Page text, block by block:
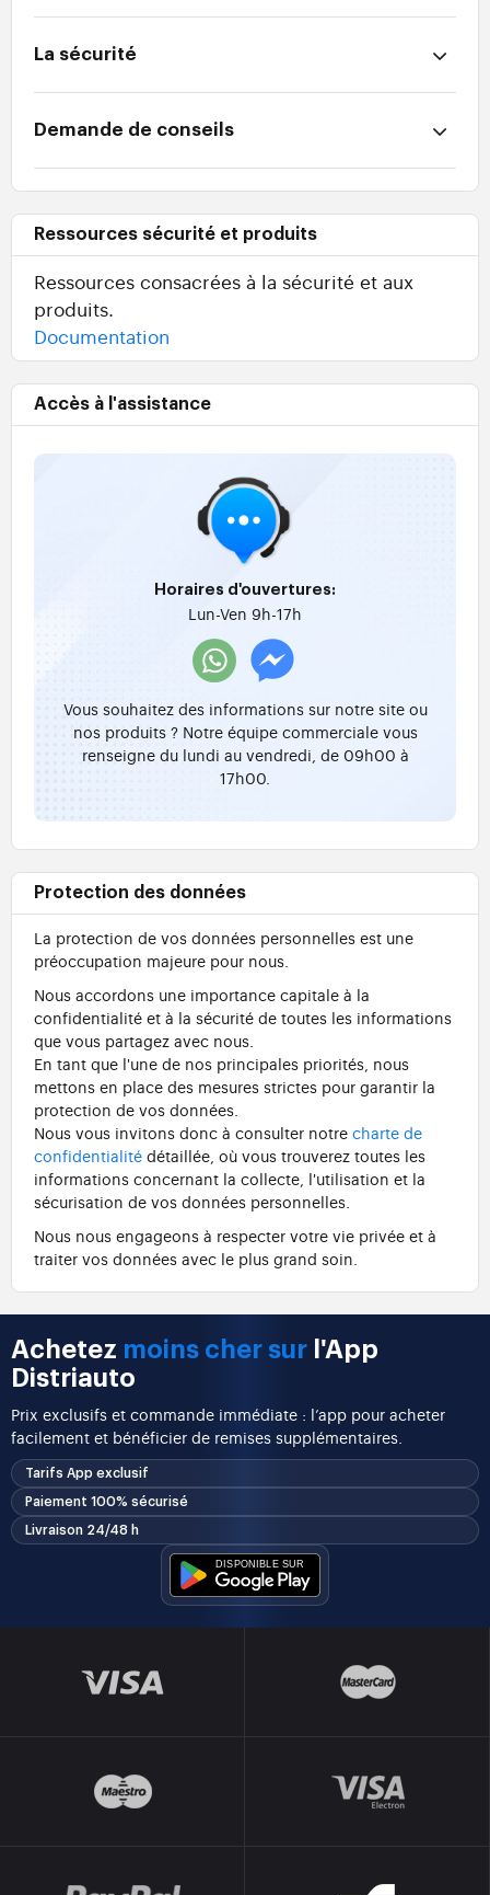
La sécurité
Demande de conseils
Ressources sécurité et produits
Ressources consacrées à la sécurité et aux
produits.
Documentation
Accès à l'assistance
Horaires d'ouvertures:
Lun-Ven 9h-17h
Vous souhaitez des informations sur notre site ou
nos produits ? Notre équipe commerciale vous
renseigne du lundi au vendredi, de 09h00 à
17h00.
Protection des données
La protection de vos données personnelles est une
préoccupation majeure pour nous.
Nous accordons une importance capitale à la
confidentialité et à la sécurité de toutes les informations
que vous partagez avec nous.
En tant que l'une de nos principales priorités, nous
mettons en place des mesures strictes pour garantir la
protection de vos données.
Nous vous invitons donc à consulter notre charte de
confidentialité détaillée, où vous trouverez toutes les
informations concernant la collecte, l'utilisation et la
sécurisation de vos données personnelles.
Nous nous engageons à respecter votre vie privée et à
traiter vos données avec le plus grand soin.
Achetez moins cher sur l'App
Distriauto
Prix exclusifs et commande immédiate : l’app pour acheter
facilement et bénéficier de remises supplémentaires.
Tarifs App exclusif
Paiement 100% sécurisé
Livraison 24/48 h